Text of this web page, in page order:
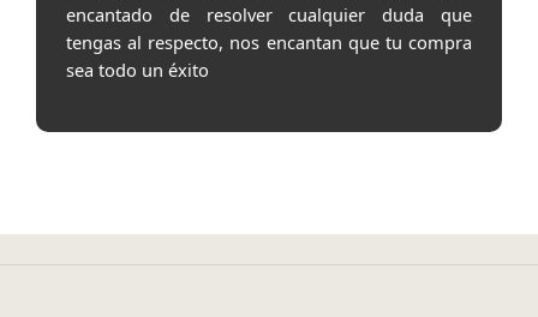
encantado de resolver cualquier duda que
tengas al respecto, nos encantan que tu compra
sea todo un éxito